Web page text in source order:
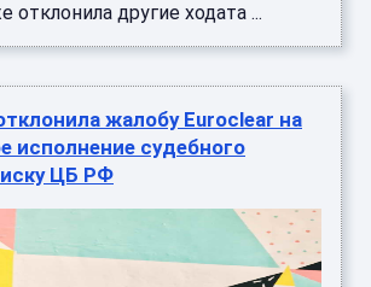
отклонила другие ходата ...
жалобу Euroclear на
исполнение судебного
ЦБ РФ